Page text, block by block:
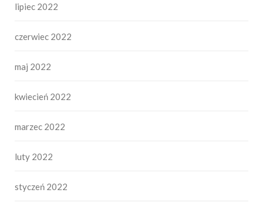
lipiec 2022
czerwiec 2022
maj 2022
kwiecień 2022
marzec 2022
luty 2022
styczeń 2022